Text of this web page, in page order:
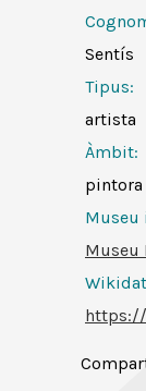
Sentís
Tipus:
artista
Àmbit:
pintora
Museu
Museu